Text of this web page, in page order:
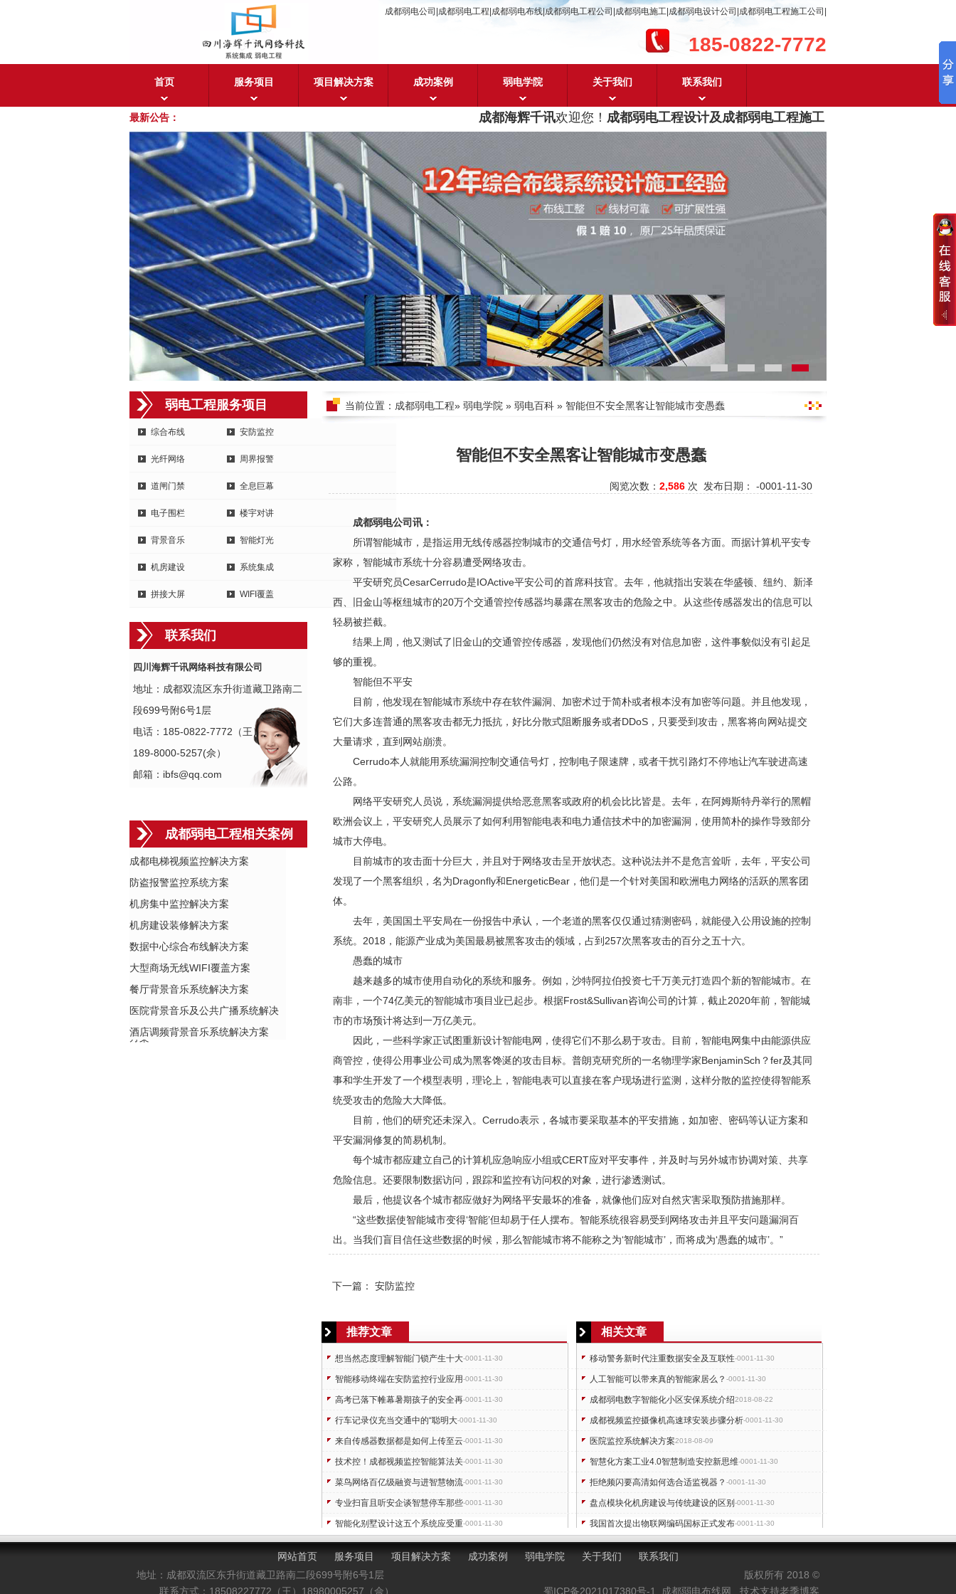
成都弱电公司|成都弱电工程|成都弱电布线|成都弱电工程公司|成都弱电施工|成都弱电设计公司|成都弱电工程施工公司|
185-0822-7772
首页 服务项目 项目解决方案 成功案例 弱电学院 关于我们 联系我们
最新公告： 成都海辉千讯欢迎您！成都弱电工程设计及成都弱电工程施工，含
弱电工程服务项目
综合布线 安防监控
光纤网络 周界报警
道闸门禁 全息巨幕
电子围栏 楼宇对讲
背景音乐 智能灯光
机房建设 系统集成
拼接大屏 WIFI覆盖
联系我们
四川海辉千讯网络科技有限公司
地址：成都双流区东升街道藏卫路南二
段699号附6号1层
电话：185-0822-7772（王）
189-8000-5257(佘）
邮箱：ibfs@qq.com
成都弱电工程相关案例
成都电梯视频监控解决方案
防盗报警监控系统方案
机房集中监控解决方案
机房建设装修解决方案
数据中心综合布线解决方案
大型商场无线WIFI覆盖方案
餐厅背景音乐系统解决方案
医院背景音乐及公共广播系统解决
方案
酒店调频背景音乐系统解决方案
当前位置： 成都弱电工程» 弱电学院 » 弱电百科 » 智能但不安全黑客让智能城市变愚蠢
智能但不安全黑客让智能城市变愚蠢
阅览次数： 2,586 次 发布日期： -0001-11-30
成都弱电公司讯：
所谓智能城市，是指运用无线传感器控制城市的交通信号灯，用水经管系统等各方面。而据计算机平安专
家称，智能城市系统十分容易遭受网络攻击。
平安研究员CesarCerrudo是IOActive平安公司的首席科技官。去年，他就指出安装在华盛顿、纽约、新泽
西、旧金山等枢纽城市的20万个交通管控传感器均暴露在黑客攻击的危险之中。从这些传感器发出的信息可以
轻易被拦截。
结果上周，他又测试了旧金山的交通管控传感器，发现他们仍然没有对信息加密，这件事貌似没有引起足
够的重视。
智能但不平安
目前，他发现在智能城市系统中存在软件漏洞、加密术过于简朴或者根本没有加密等问题。并且他发现，
它们大多连普通的黑客攻击都无力抵抗，好比分散式阻断服务或者DDoS，只要受到攻击，黑客将向网站提交
大量请求，直到网站崩溃。
Cerrudo本人就能用系统漏洞控制交通信号灯，控制电子限速牌，或者干扰引路灯不停地让汽车驶进高速
公路。
网络平安研究人员说，系统漏洞提供给恶意黑客或政府的机会比比皆是。去年，在阿姆斯特丹举行的黑帽
欧洲会议上，平安研究人员展示了如何利用智能电表和电力通信技术中的加密漏洞，使用简朴的操作导致部分
城市大停电。
目前城市的攻击面十分巨大，并且对于网络攻击呈开放状态。这种说法并不是危言耸听，去年，平安公司
发现了一个黑客组织，名为Dragonfly和EnergeticBear，他们是一个针对美国和欧洲电力网络的活跃的黑客团
体。
去年，美国国土平安局在一份报告中承认，一个老道的黑客仅仅通过猜测密码，就能侵入公用设施的控制
系统。2018，能源产业成为美国最易被黑客攻击的领域，占到257次黑客攻击的百分之五十六。
愚蠢的城市
越来越多的城市使用自动化的系统和服务。例如，沙特阿拉伯投资七千万美元打造四个新的智能城市。在
南非，一个74亿美元的智能城市项目业已起步。根据Frost&Sullivan咨询公司的计算，截止2020年前，智能城
市的市场预计将达到一万亿美元。
因此，一些科学家正试图重新设计智能电网，使得它们不那么易于攻击。目前，智能电网集中由能源供应
商管控，使得公用事业公司成为黑客馋涎的攻击目标。普朗克研究所的一名物理学家BenjaminSch？fer及其同
事和学生开发了一个模型表明，理论上，智能电表可以直接在客户现场进行监测，这样分散的监控使得智能系
统受攻击的危险大大降低。
目前，他们的研究还未深入。Cerrudo表示，各城市要采取基本的平安措施，如加密、密码等认证方案和
平安漏洞修复的简易机制。
每个城市都应建立自己的计算机应急响应小组或CERT应对平安事件，并及时与另外城市协调对策、共享
危险信息。还要限制数据访问，跟踪和监控有访问权的对象，进行渗透测试。
最后，他提议各个城市都应做好为网络平安最坏的准备，就像他们应对自然灾害采取预防措施那样。
“这些数据使智能城市变得‘智能’但却易于任人摆布。智能系统很容易受到网络攻击并且平安问题漏洞百
出。当我们盲目信任这些数据的时候，那么智能城市将不能称之为‘智能城市’，而将成为‘愚蠢的城市’。”
下一篇： 安防监控
推荐文章
想当然态度理解智能门锁产生十大-0001-11-30
智能移动终端在安防监控行业应用-0001-11-30
高考已落下帷幕暑期孩子的安全再-0001-11-30
行车记录仪充当交通中的“聪明大-0001-11-30
来自传感器数据都是如何上传至云-0001-11-30
技术控！成都视频监控智能算法关-0001-11-30
菜鸟网络百亿级融资与进智慧物流-0001-11-30
专业扫盲且听安企谈智慧停车那些-0001-11-30
智能化别墅设计这五个系统应受重-0001-11-30
监控视频复核防盗报警你将走向何-0001-11-30
相关文章
移动警务新时代注重数据安全及互联性-0001-11-30
人工智能可以带来真的智能家居么？ -0001-11-30
成都弱电数字智能化小区安保系统介绍2018-08-22
成都视频监控摄像机高速球安装步骤分析-0001-11-30
医院监控系统解决方案2018-08-09
智慧化方案工业4.0智慧制造安控新思维-0001-11-30
拒绝频闪要高清如何选合适监视器？ -0001-11-30
盘点模块化机房建设与传统建设的区别 -0001-11-30
我国首次提出物联网编码国标正式发布-0001-11-30
工业物联风暴来袭工厂智能化实现在即-0001-11-30
网站首页 服务项目 项目解决方案 成功案例 弱电学院 关于我们
联系我们
地址：成都双流区东升街道藏卫路南二段699号附6号1层
联系方式：18508227772（王）18980005257（佘）
版权所有 2018 ©
蜀ICP备2021017380号-1
成都弱电布线网 技术支持老季博客